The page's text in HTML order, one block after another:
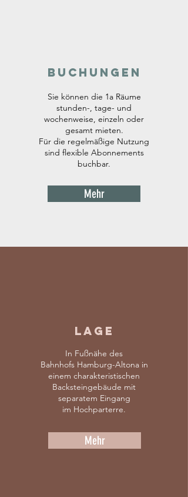
Buchungen
Sie können die 1a Räume
stunden-, tage- und
wochenweise, einzeln oder
gesamt mieten.
Für die regelmäßige Nutzung
sind flexible Abonnements
buchbar.
Mehr
LAGE
In Fußnähe des
Bahnhofs Hamburg-Altona in
einem charakteristischen
Backsteingebäude mit
separatem Eingang
im Hochparterre.
Mehr